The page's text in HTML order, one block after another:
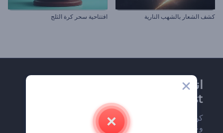
كشف الشعار بالشهب النارية افتتاحية سحر كرة الثلج
انضم إلى نشرة
Renderforest الإخبارية
كن من بين أوائل من يستلمون أحدث أخبارنا
وعروضنا